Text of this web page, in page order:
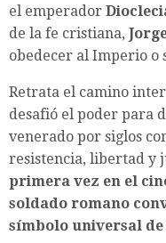
el emperador
de la fe cristiana,
obedecer al Imperio o
Retrata el camino
desafió el poder para
venerado por siglos
resistencia, libertad y
primera vez en el
soldado romano
símbolo universal de